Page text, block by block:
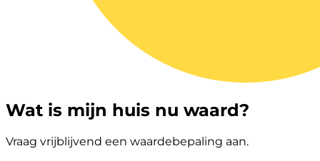
Wat is mijn huis nu waard?
Vraag vrijblijvend een waardebepaling aan.